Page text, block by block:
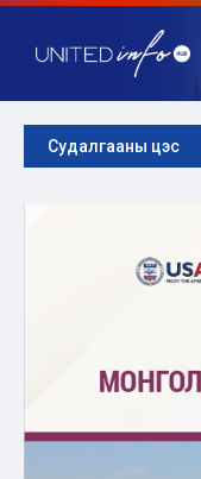
Судалгааны цэс